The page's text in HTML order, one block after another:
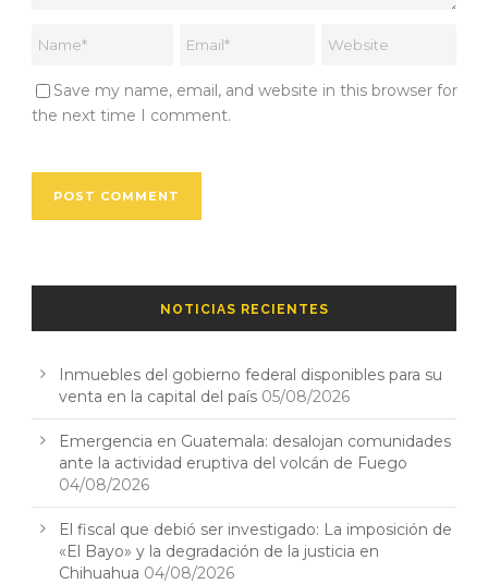
Save my name, email, and website in this browser for
the next time I comment.
NOTICIAS RECIENTES
Inmuebles del gobierno federal disponibles para su
venta en la capital del país 05/08/2026
Emergencia en Guatemala: desalojan comunidades
ante la actividad eruptiva del volcán de Fuego
04/08/2026
El fiscal que debió ser investigado: La imposición de
«El Bayo» y la degradación de la justicia en
Chihuahua 04/08/2026